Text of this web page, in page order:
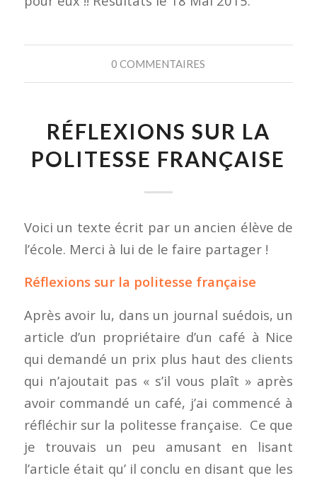
0 COMMENTAIRES
RÉFLEXIONS SUR LA
POLITESSE FRANÇAISE
Voici un texte écrit par un ancien élève de
l’école. Merci à lui de le faire partager !
Réflexions sur la politesse française
Après avoir lu, dans un journal suédois, un
article d’un propriétaire d’un café à Nice
qui demandé un prix plus haut des clients
qui n’ajoutait pas « s’il vous plaît » après
avoir commandé un café, j’ai commencé à
réfléchir sur la politesse française. Ce que
je trouvais un peu amusant en lisant
l’article était qu’ il conclu en disant que les